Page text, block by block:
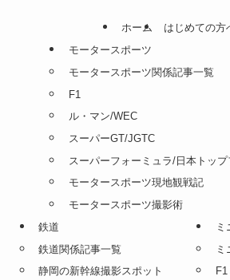
ホーム
はじめての方
モータースポーツ
モータースポーツ関係記事一覧
F1
ル・マン/WEC
スーパーGT/JGTC
スーパーフォーミュラ/日本トップ
モータースポーツ現地観戦記
モータースポーツ撮影術
鉄道
鉄道関係記事一覧
静岡の新幹線撮影スポット
ミ
ミ